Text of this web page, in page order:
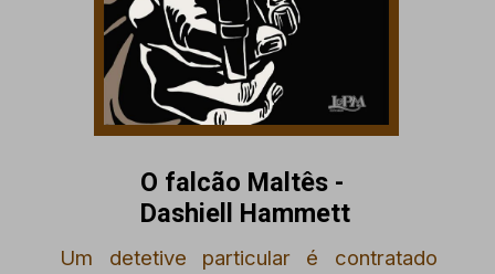
Um detetive particular é contratado
O falcão Maltês -
Dashiell Hammett